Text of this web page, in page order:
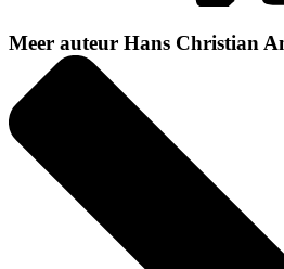
Meer auteur Hans Christian